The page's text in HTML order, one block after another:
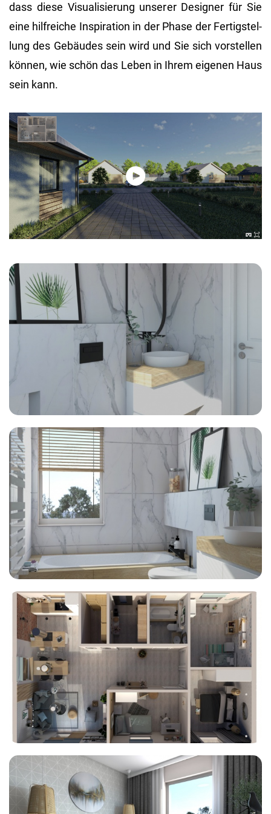
dass diese Vi­sua­li­sie­rung un­se­rer De­si­gner für Sie
eine hilf­rei­che In­spi­ra­ti­on in der Phase der Fer­tig­stel­
lung des Ge­bäu­des sein wird und Sie sich vor­stel­len
kön­nen, wie schön das Leben in Ihrem ei­ge­nen Haus
sein kann.